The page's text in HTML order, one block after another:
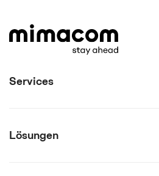
Services
Lösungen